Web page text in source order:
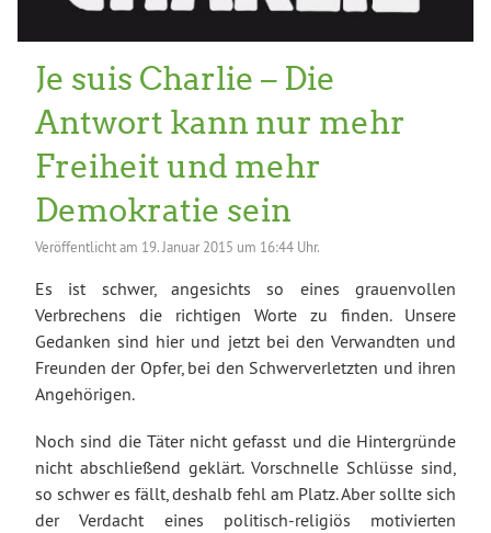
Je suis Charlie – Die
Antwort kann nur mehr
Freiheit und mehr
Demokratie sein
Veröffentlicht am 19. Januar 2015 um 16:44 Uhr.
Es ist schwer, angesichts so eines grauenvollen
Verbrechens die richtigen Worte zu finden. Unsere
Gedanken sind hier und jetzt bei den Verwandten und
Freunden der Opfer, bei den Schwerverletzten und ihren
Angehörigen.
Noch sind die Täter nicht gefasst und die Hintergründe
nicht abschließend geklärt. Vorschnelle Schlüsse sind,
so schwer es fällt, deshalb fehl am Platz. Aber sollte sich
der Verdacht eines politisch-religiös motivierten